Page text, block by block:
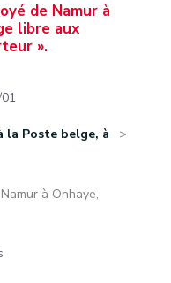
de Namur à
libre aux
».
la Poste belge, à
à Onhaye,